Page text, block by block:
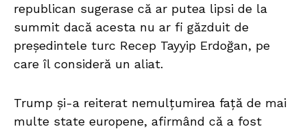
republican sugerase că ar putea lipsi de la
summit dacă acesta nu ar fi găzduit de
președintele turc Recep Tayyip Erdoğan, pe
care îl consideră un aliat.
Trump și-a reiterat nemulțumirea față de mai
multe state europene, afirmând că a fost